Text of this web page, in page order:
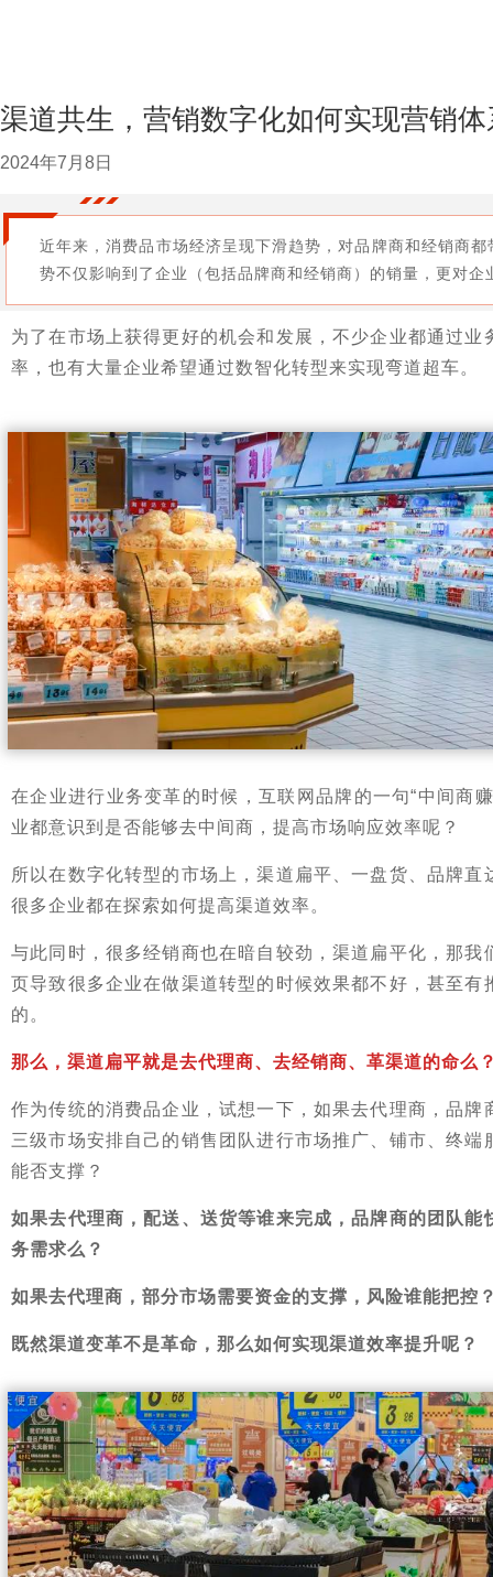
渠道共生，营销数字化如何实现营销
2024年7月8日
近年来，消费品市场经济呈现下滑趋势，对品牌商和经销商
势不仅影响到了企业（包括品牌商和经销商）的销量，更对企
为了在市场上获得更好的机会和发展，不少企业都通过
率，也有大量企业希望通过数智化转型来实现弯道超车。
在企业进行业务变革的时候，互联网品牌的一句“中间商
业都意识到是否能够去中间商，提高市场响应效率呢？
所以在数字化转型的市场上，渠道扁平、一盘货、品牌
很多企业都在探索如何提高渠道效率。
与此同时，很多经销商也在暗自较劲，渠道扁平化，那我
页导致很多企业在做渠道转型的时候效果都不好，甚至有
的。
那么，渠道扁平就是去代理商、去经销商、革渠道的命么
作为传统的消费品企业，试想一下，如果去代理商，品牌
三级市场安排自己的销售团队进行市场推广、铺市、终
能否支撑？
如果去代理商，配送、送货等谁来完成，品牌商的团队能
务需求么？
如果去代理商，部分市场需要资金的支撑，风险谁能把控
既然渠道变革不是革命，那么如何实现渠道效率提升呢？